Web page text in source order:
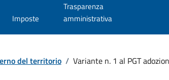
Imposte
Trasparenza
amministrativa
del territorio / Variante n. 1 al PGT